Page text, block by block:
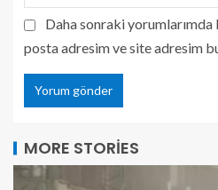
Daha sonraki yorumlarımda
posta adresim ve site adresim
MORE STORIES